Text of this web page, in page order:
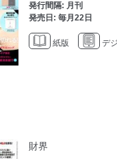
発行間隔: 月刊
発売日: 毎月22日
紙版 デ
財界